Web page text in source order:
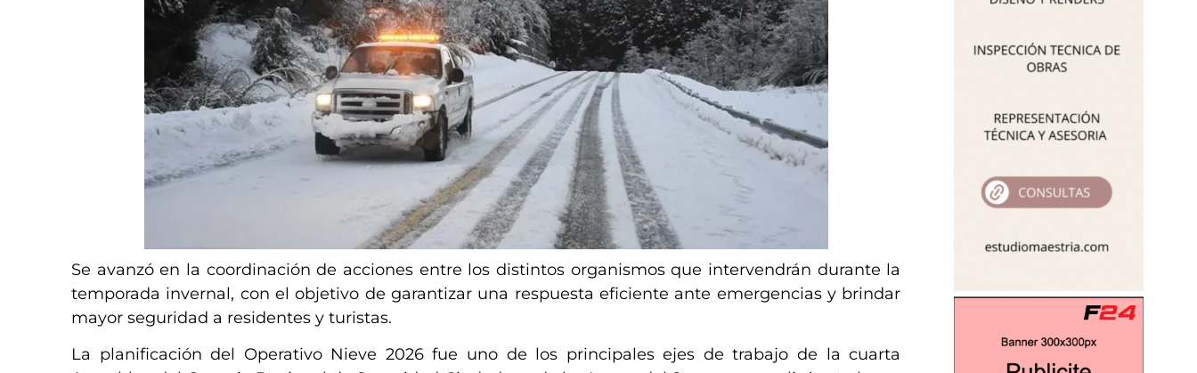
Se avanzó en la coordinación de acciones entre los distintos organismos que intervendrán durante la
temporada invernal, con el objetivo de garantizar una respuesta eficiente ante emergencias y brindar
mayor seguridad a residentes y turistas.
La planificación del Operativo Nieve 2026 fue uno de los principales ejes de trabajo de la cuarta